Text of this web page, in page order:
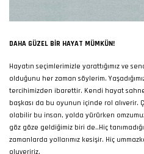
DAHA GÜZEL BIR HAYAT MÜMKÜN!
Hayatın seçimlerimizle yarattığımız ve
olduğunu her zaman söylerim.
tercihimizden ibarettir. Kendi hayat
başkası da bu oyunun içinde rol alıverir.
olabilir bu insan, yolda yürürken
göz göze geldiğimiz biri de..Hiç
zamanlarda yollarımız kesişir. Hiç
oluveririz.